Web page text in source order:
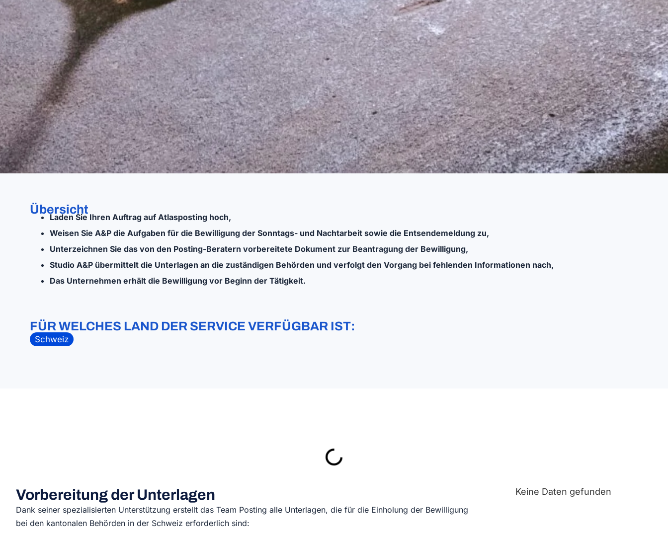
Übersicht
Laden Sie Ihren Auftrag auf Atlasposting hoch,
Weisen Sie A&P die Aufgaben für die Bewilligung der Sonntags- und Nachtarbeit sowie die Entsendemeldung zu,
Unterzeichnen Sie das von den Posting-Beratern vorbereitete Dokument zur Beantragung der Bewilligung,
Studio A&P übermittelt die Unterlagen an die zuständigen Behörden und verfolgt den Vorgang bei fehlenden Informationen nach,
Das Unternehmen erhält die Bewilligung vor Beginn der Tätigkeit.
FÜR WELCHES LAND DER SERVICE VERFÜGBAR IST:
Schweiz
Vorbereitung der Unterlagen
Dank seiner spezialisierten Unterstützung erstellt das Team Posting alle Unterlagen, die für die Einholung der Bewilligung
bei den kantonalen Behörden in der Schweiz erforderlich sind:
Keine Daten gefunden